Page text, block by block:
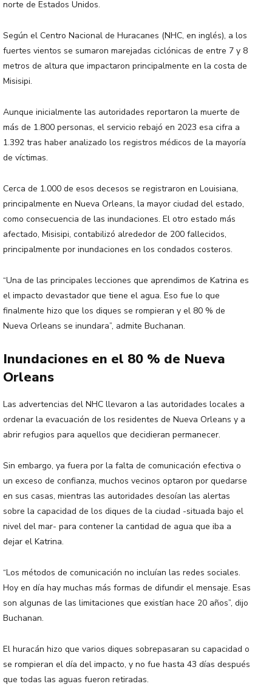
norte de Estados Unidos.
Según el Centro Nacional de Huracanes (NHC, en inglés), a los
fuertes vientos se sumaron marejadas ciclónicas de entre 7 y 8
metros de altura que impactaron principalmente en la costa de
Misisipi.
Aunque inicialmente las autoridades reportaron la muerte de
más de 1.800 personas, el servicio rebajó en 2023 esa cifra a
1.392 tras haber analizado los registros médicos de la mayoría
de víctimas.
Cerca de 1.000 de esos decesos se registraron en Louisiana,
principalmente en Nueva Orleans, la mayor ciudad del estado,
como consecuencia de las inundaciones. El otro estado más
afectado, Misisipi, contabilizó alrededor de 200 fallecidos,
principalmente por inundaciones en los condados costeros.
“Una de las principales lecciones que aprendimos de Katrina es
el impacto devastador que tiene el agua. Eso fue lo que
finalmente hizo que los diques se rompieran y el 80 % de
Nueva Orleans se inundara”, admite Buchanan.
Inundaciones en el 80 % de Nueva
Orleans
Las advertencias del NHC llevaron a las autoridades locales a
ordenar la evacuación de los residentes de Nueva Orleans y a
abrir refugios para aquellos que decidieran permanecer.
Sin embargo, ya fuera por la falta de comunicación efectiva o
un exceso de confianza, muchos vecinos optaron por quedarse
en sus casas, mientras las autoridades desoían las alertas
sobre la capacidad de los diques de la ciudad -situada bajo el
nivel del mar- para contener la cantidad de agua que iba a
dejar el Katrina.
“Los métodos de comunicación no incluían las redes sociales.
Hoy en día hay muchas más formas de difundir el mensaje. Esas
son algunas de las limitaciones que existían hace 20 años”, dijo
Buchanan.
El huracán hizo que varios diques sobrepasaran su capacidad o
se rompieran el día del impacto, y no fue hasta 43 días después
que todas las aguas fueron retiradas.